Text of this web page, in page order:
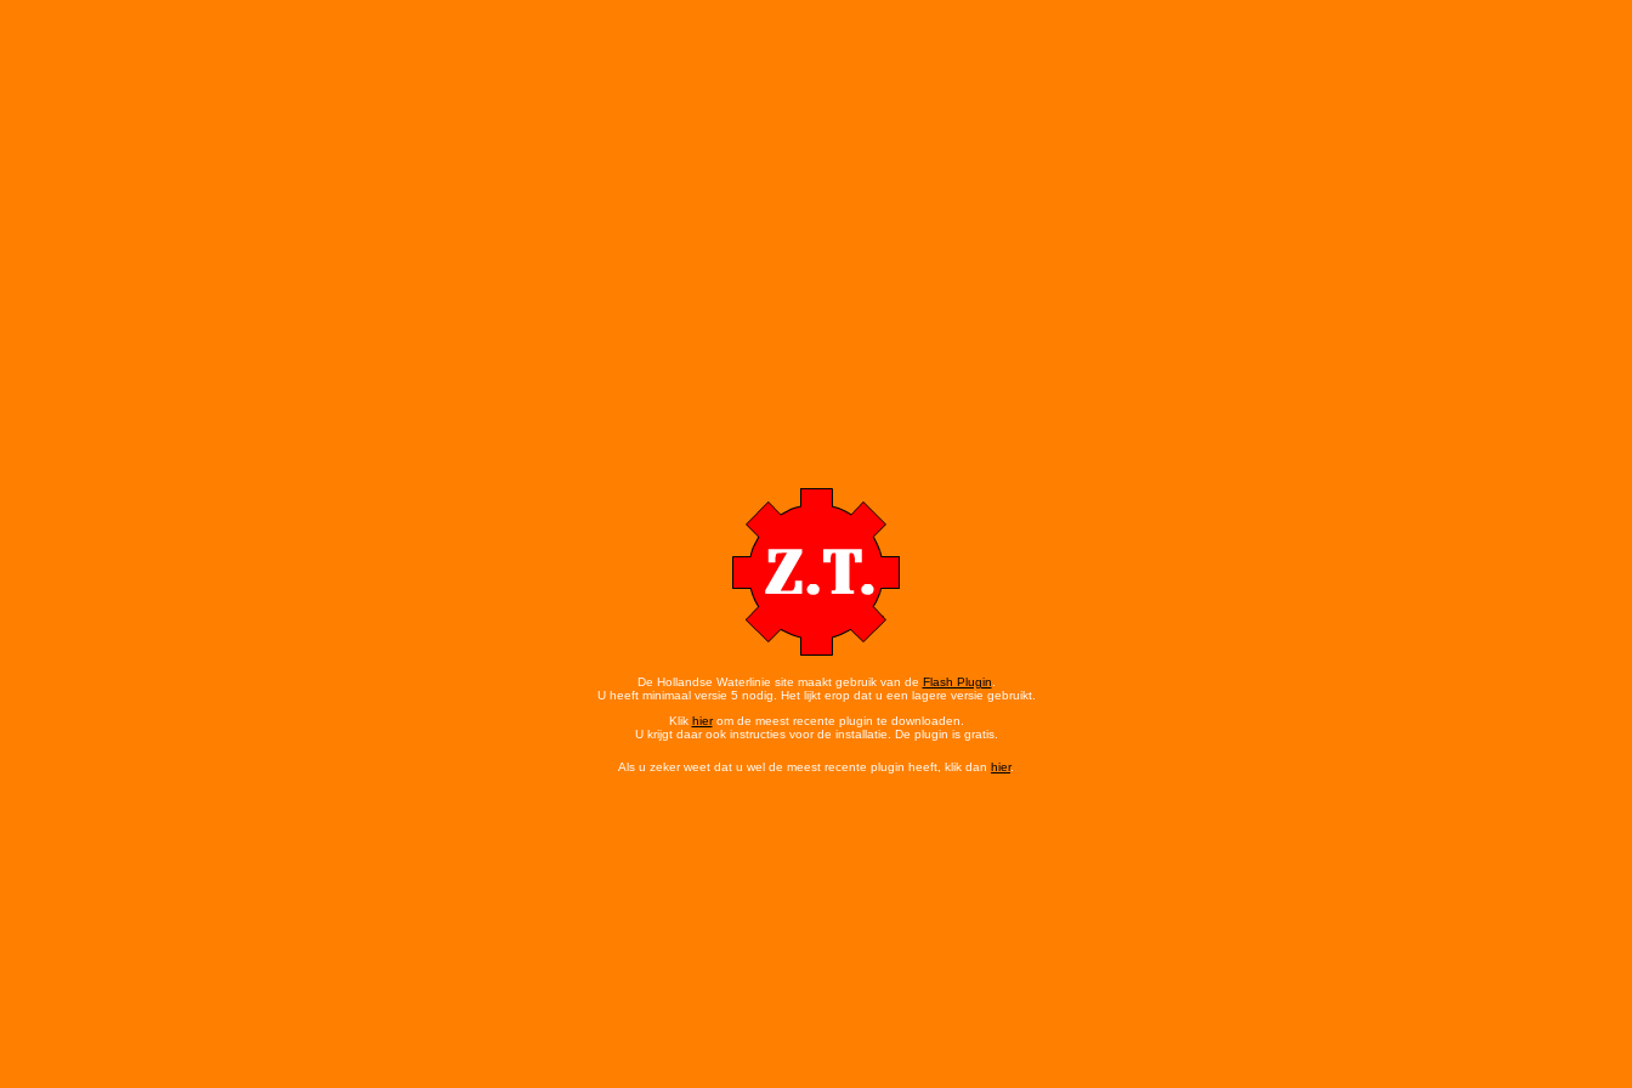
De Hollandse Waterlinie site maakt gebruik van de Flash Plugin
U heeft minimaal versie 5 nodig. Het lijkt erop dat u een lagere versie gebruikt.
Klik hierom de meest recente plugin te downloaden.
U krijgt daar ook instructies voor de installatie. De plugin is gratis.
Als u zeker weet dat u wel de meest recente plugin heeft, klik dan hier.